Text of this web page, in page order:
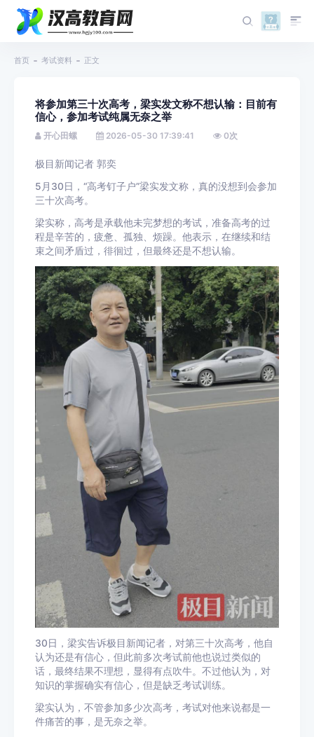
首页 考试资料 正文
将参加第三十次高考，梁实发文称不想认输：目前有
信心，参加考试纯属无奈之举
开心田螺 2026-05-30 17:39:41 0次
极目新闻记者 郭奕
5月30日，“高考钉子户”梁实发文称，真的没想到会参加
三十次高考。
梁实称，高考是承载他未完梦想的考试，准备高考的过
程是辛苦的，疲惫、孤独、烦躁。他表示，在继续和结
束之间矛盾过，徘徊过，但最终还是不想认输。
30日，梁实告诉极目新闻记者，对第三十次高考，他自
认为还是有信心，但此前多次考试前他也说过类似的
话，最终结果不理想，显得有点吹牛。不过他认为，对
知识的掌握确实有信心，但是缺乏考试训练。
梁实认为，不管参加多少次高考，考试对他来说都是一
件痛苦的事，是无奈之举。